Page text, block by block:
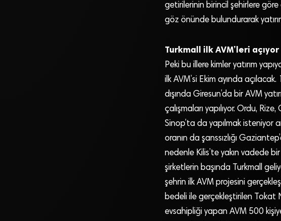
getirilerinin birincil şehirlere göre
göz önünde bulundurarak
Turkmall ilk AVM’leri açıyor
Peki bu illere kimler yatırım
ilk AVM’si Ekim ayında
dışında Giresun’da bir AVM
çalışmaları yapılıyor. Ordu,
Sinop’ta da yapılmak isteniyor
oranın da şanssızlığı
nedenle Kilis’te yakın vadede
şirketlerin başında Turkmall
şehrin ilk AVM projesini
bedeli ile gerçekleştirilen Tokat
evsahipliği yapan AVM 500